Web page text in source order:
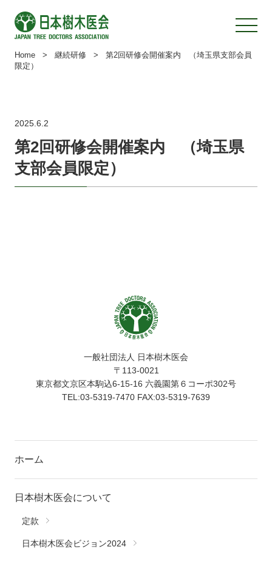
Home > 継続研修 >
第2回研修会開催案内 （埼玉県支部会員
限定）
2025.6.2
第2回研修会開催案内 （埼玉県
支部会員限定）
一般社団法人 日本樹木医会
〒113-0021
東京都文京区本駒込6-15-16 六義園第６コーポ302号
TEL:03-5319-7470 FAX:03-5319-7639
ホーム
日本樹木医会について
定款
日本樹木医会ビジョン2024